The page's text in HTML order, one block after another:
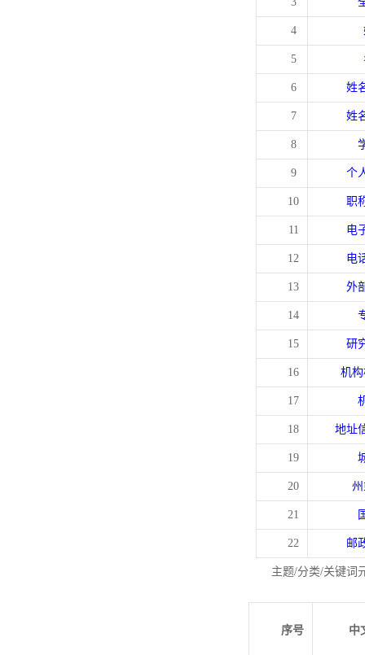
4
5
6 姓
7 姓
8
9 个
10 职
11 电
12 电
13 外
14
15 研
16 机
17
18 地址
19
20
21
22 邮
主题/分类/关键词
序号 中